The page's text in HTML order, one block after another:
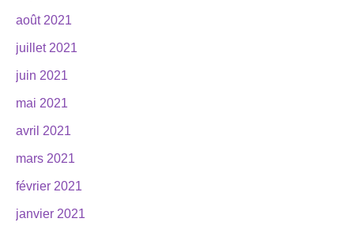
août 2021
juillet 2021
juin 2021
mai 2021
avril 2021
mars 2021
février 2021
janvier 2021